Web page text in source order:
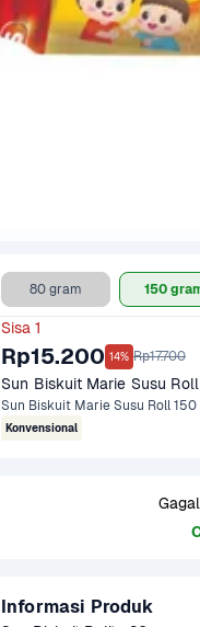
80 gram 150
Sisa 1
Rp15.200 14% Rp17.700
Sun Biskuit Marie Susu Roll
Sun Biskuit Marie Susu Roll 150
Konvensional
Informasi Produk